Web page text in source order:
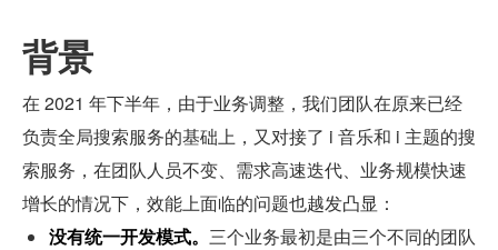
背景
在 2021 年下半年，由于业务调整，我们团队在原来已经
负责全局搜索服务的基础上，又对接了 i 音乐和 i 主题的搜
索服务，在团队人员不变、需求高速迭代、业务规模快速
增长的情况下，效能上面临的问题也越发凸显：
没有统一开发模式。 三个业务最初是由三个不同的团队